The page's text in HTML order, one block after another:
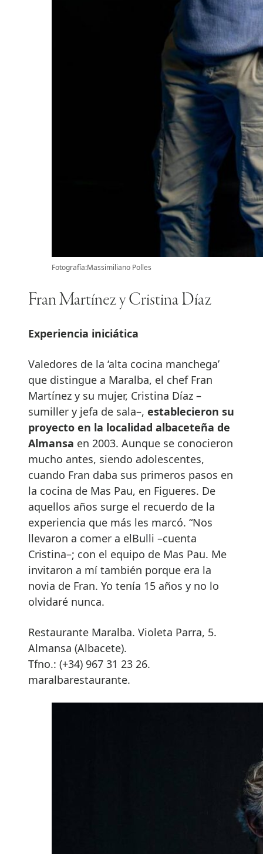
Fotografía:Massimiliano Polles
Fran Martínez y Cristina Díaz
Experiencia iniciática
Valedores de la ‘alta cocina manchega’
que distingue a Maralba, el chef Fran
Martínez y su mujer, Cristina Díaz –
sumiller y jefa de sala–, establecieron su
proyecto en la localidad albaceteña de
Almansa en 2003. Aunque se conocieron
mucho antes, siendo adolescentes,
cuando Fran daba sus primeros pasos en
la cocina de Mas Pau, en Figueres. De
aquellos años surge el recuerdo de la
experiencia que más les marcó. “Nos
llevaron a comer a elBulli –cuenta
Cristina–; con el equipo de Mas Pau. Me
invitaron a mí también porque era la
novia de Fran. Yo tenía 15 años y no lo
olvidaré nunca.
Restaurante Maralba. Violeta Parra, 5.
Almansa (Albacete).
Tfno.: (+34) 967 31 23 26.
maralbarestaurante.